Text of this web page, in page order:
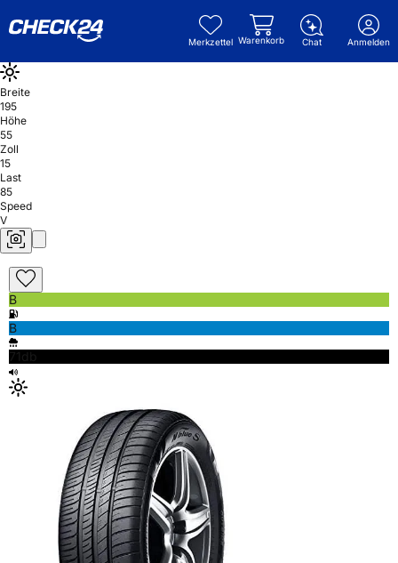
Merkzettel Warenkorb Chat Anmelden
Breite
195
Höhe
55
Zoll
15
Last
85
Speed
V
B
B
71db